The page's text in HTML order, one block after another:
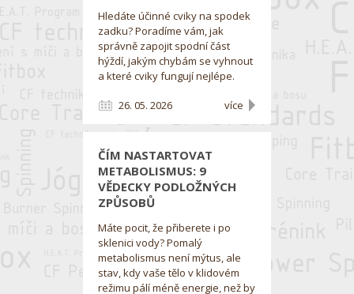
Hledáte účinné cviky na spodek
zadku? Poradíme vám, jak
správně zapojit spodní část
hýždí, jakým chybám se vyhnout
a které cviky fungují nejlépe.
26. 05. 2026 více
ČÍM NASTARTOVAT
METABOLISMUS: 9
VĚDECKY PODLOŽNÝCH
ZPŮSOBŮ
Máte pocit, že přiberete i po
sklenici vody? Pomalý
metabolismus není mýtus, ale
stav, kdy vaše tělo v klidovém
režimu pálí méně energie, než by